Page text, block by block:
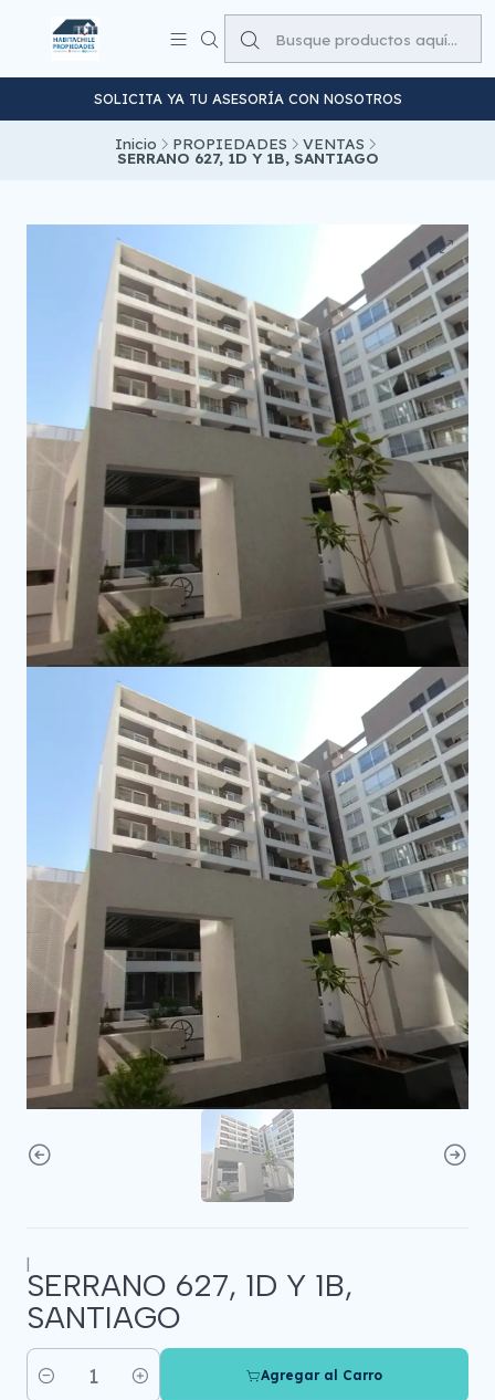
SOLICITA YA TU ASESORÍA CON NOSOTROS
Inicio PROPIEDADES VENTAS
SERRANO 627, 1D Y 1B, SANTIAGO
|
SERRANO 627, 1D Y 1B,
SANTIAGO
Cantidad
Agregar al Carro